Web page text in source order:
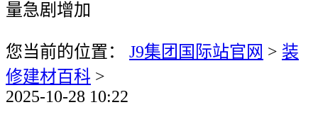
量急剧增加
您当前的位置： J9集团国际站官网 > 装
修建材百科 >
2025-10-28 10:22